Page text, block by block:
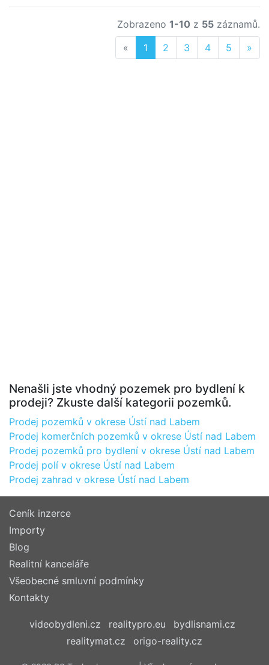
Zobrazeno 1-10 z 55 záznamů.
« Previous
1 2 3 4 5 »
Nenašli jste vhodný pozemek pro bydlení k
prodeji? Zkuste další kategorii pozemků.
Prodej pozemků v okrese Ústí nad Labem
Prodej komerčních pozemků v okrese Ústí nad Labem
Prodej pozemků pro bydlení v okrese Ústí nad Labem
Prodej polí v okrese Ústí nad Labem
Prodej zahrad v okrese Ústí nad Labem
Ceník inzerce
Importy
Blog
Realitní kanceláře
Všeobecné smluvní podmínky
Kontakty
videobydleni.cz realitypro.eu
bydlisnami.cz
realitymat.cz
origo-reality.cz